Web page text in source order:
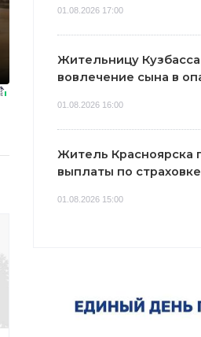
01.08.2026 17:00
Жительницу
вовлечение сына в
01.08.2026 16:00
Житель Красноярска
выплаты по
01.08.2026 15:00